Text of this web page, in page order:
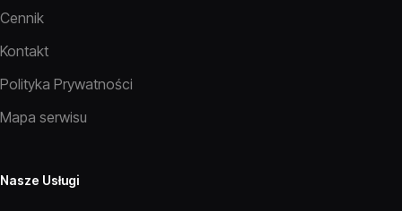
Cennik
Kontakt
Polityka Prywatności
Mapa serwisu
Nasze Usługi